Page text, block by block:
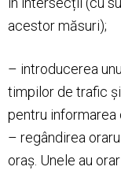
acestor măsuri);
– introducerea
timpilor de trafic
pentru informarea
– regândirea
oraș. Unele au